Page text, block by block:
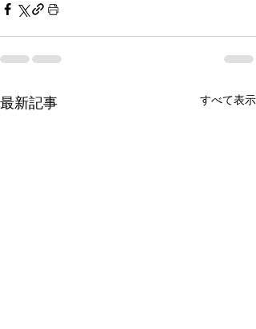
最新記事 すべて表示